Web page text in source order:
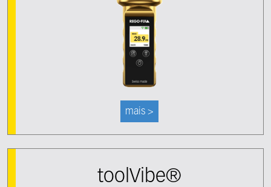
mais >
toolVibe®